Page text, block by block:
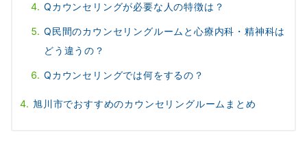
Qカウンセリングが必要な人の特徴は？
Q民間のカウンセリングルームと心療内科・精神科は
どう違うの？
Qカウンセリングでは何をするの？
旭川市でおすすめのカウンセリングルームまとめ